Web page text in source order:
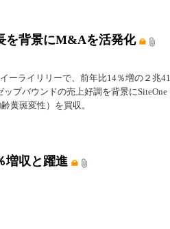
を背景にM&Aを活発化
ーライリリーで、前年比14％増の２兆
プバウンドの売上好調を背景にSiteOne
黄斑変性）を買収。
増収と躍進